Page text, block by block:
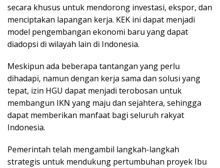
secara khusus untuk mendorong investasi, ekspor, dan
menciptakan lapangan kerja. KEK ini dapat menjadi
model pengembangan ekonomi baru yang dapat
diadopsi di wilayah lain di Indonesia.
Meskipun ada beberapa tantangan yang perlu
dihadapi, namun dengan kerja sama dan solusi yang
tepat, izin HGU dapat menjadi terobosan untuk
membangun IKN yang maju dan sejahtera, sehingga
dapat memberikan manfaat bagi seluruh rakyat
Indonesia.
Pemerintah telah mengambil langkah-langkah
strategis untuk mendukung pertumbuhan proyek Ibu